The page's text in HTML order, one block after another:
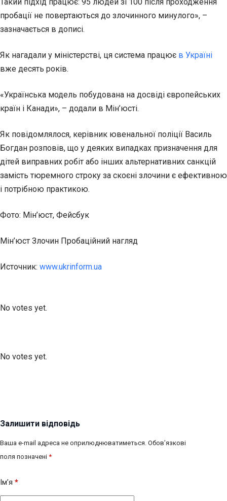
Такий підхід працює: 95 людей зі 100 після проходження
пробації не повертаються до злочинного минулого», –
зазначається в дописі.
Як нагадали у міністерстві, ця система працює в Україні
вже десять років.
«Українська модель побудована на досвіді європейських
країн і Канади», – додали в Мін’юсті.
Як повідомлялося, керівник ювенальної поліції Василь
Богдан розповів, що у деяких випадках призначення для
дітей виправних робіт або інших альтернативних санкцій
замість тюремного строку за скоєні злочини є ефективною
і потрібною практикою.
Фото: Мін’юст, Фейсбук
Мін’юст Злочин Пробаційний нагляд
Источник: www.ukrinform.ua
No votes yet.
No votes yet.
Залишити відповідь
Ваша e-mail адреса не оприлюднюватиметься. Обов’язкові
поля позначені *
Ім’я *